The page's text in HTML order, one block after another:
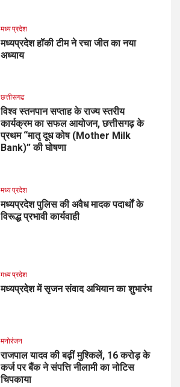
मध्य प्रदेश
मध्यप्रदेश हॉकी टीम ने रचा जीत का नया
अध्याय
छत्तीसगढ
विश्व स्तनपान सप्ताह के राज्य स्तरीय
कार्यक्रम का सफल आयोजन, छत्तीसगढ़ के
प्रथम “मातृ दूध कोष (Mother Milk
Bank)” की घोषणा
मध्य प्रदेश
मध्यप्रदेश पुलिस की अवैध मादक पदार्थों के
विरूद्ध प्रभावी कार्यवाही
मध्य प्रदेश
मध्यप्रदेश में सृजन संवाद अभियान का शुभारंभ
मनोरंजन
राजपाल यादव की बढ़ीं मुश्किलें, ₹16 करोड़ के
कर्ज पर बैंक ने संपत्ति नीलामी का नोटिस
चिपकाया